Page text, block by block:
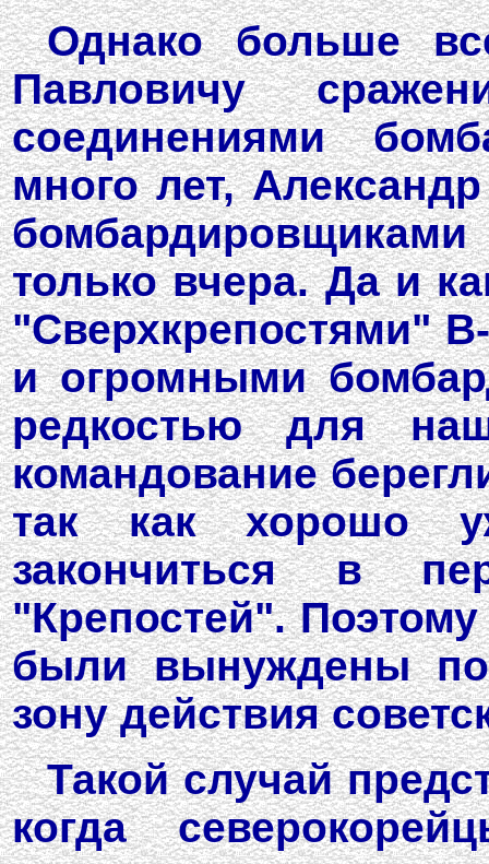
Однако больше
Павловичу
соединениями
много лет,
только вчера. Да и
"Сверхкрепостями"
и огромными
редкостью для
командование
так как хорошо
закончиться в
"Крепостей".
были вынуждены
зону действия
Такой случай
когда